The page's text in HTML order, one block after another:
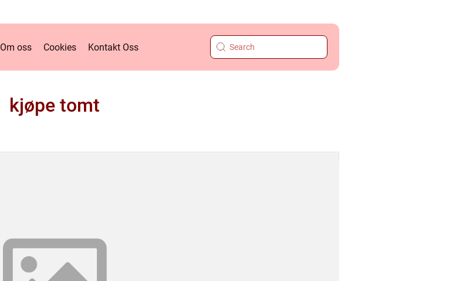
Om oss Cookies Kontakt Oss
kjøpe tomt